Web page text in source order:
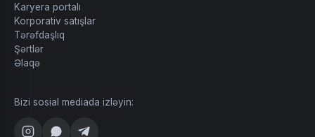
Karyera portalı
Korporativ satışlar
Tərəfdaşlıq
Şərtlər
Əlaqə
Bizi sosial mediada izləyin: